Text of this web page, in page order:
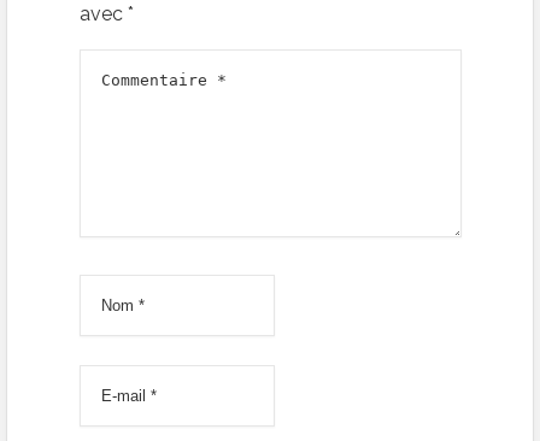
avec *